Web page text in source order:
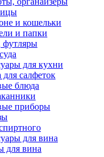
и кошельки
и папки
футляры
для кухни
для салфеток
блюда
приборы
для вина
для вина